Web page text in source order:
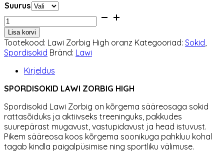
Suurus
Spordisokid
Lawi
Zorbig
High
oranz
kogus
Lisa korvi
Tootekood: Lawi Zorbig High oranz Kategooriad: Sokid,
Spordisokid Bränd: Lawi
Kirjeldus
SPORDISOKID LAWI ZORBIG HIGH
Spordisokid Lawi Zorbig on kõrgema sääreosaga sokid
rattasõiduks ja aktiivseks treeninguks, pakkudes
suurepärast mugavust, vastupidavust ja head istuvust.
Pikem sääreosa koos kõrgema soonikuga pahkluu kohal
tagab kindla paigalpüsimise ning sportliku välimuse.